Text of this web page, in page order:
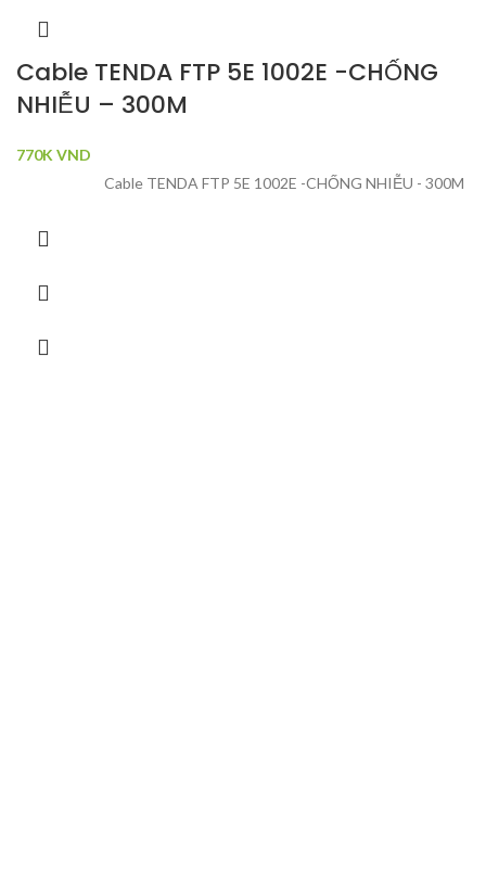
Cable TENDA FTP 5E 1002E -CHỐNG
NHIỄU – 300M
770K VND
Cable TENDA FTP 5E 1002E -CHỐNG NHIỄU - 300M